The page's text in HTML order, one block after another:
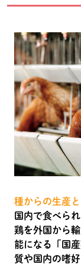
種からの生産
国内で食べら
鶏を外国から
能になる「国
質や国内の嗜